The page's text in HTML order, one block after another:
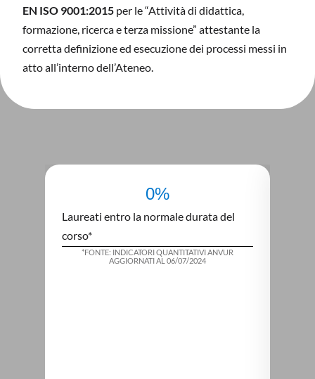
EN ISO 9001:2015 per le “Attività di didattica,
formazione, ricerca e terza missione” attestante la
corretta definizione ed esecuzione dei processi messi in
atto all’interno dell’Ateneo.
Laureati entro la normale durata del
corso*
0%
*FONTE: INDICATORI QUANTITATIVI ANVUR
AGGIORNATI AL 06/07/2024